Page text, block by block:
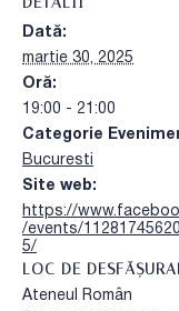
Dată:
martie 30, 2025
Oră:
19:00 - 21:00
Categorie
Bucuresti
Site web:
https://
/events/
5/
LOC DE
Ateneul Român